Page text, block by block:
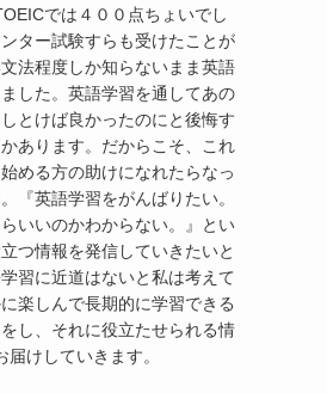
では４００点ちょいでし
ター試験すらも受けたことが
法程度しか知らないまま英語
した。英語学習を通してあの
とけば良かったのにと後悔す
あります。だからこそ、これ
める方の助けになれたらなっ
『英語学習をがんばりたい。
いいのかわからない。』とい
つ情報を発信していきたいと
習に近道はないと私は考えて
楽しんで長期的に学習できる
し、それに役立たせられる情
届けしていきます。